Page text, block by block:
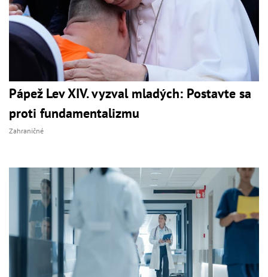
Pápež Lev XIV. vyzval mladých: Postavte sa
proti fundamentalizmu
Zahraničné